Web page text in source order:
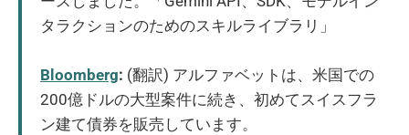
タラクションのためのスキルライブラリ」
Bloomberg: (翻訳) アルファベットは、米国での
200億ドルの大型案件に続き、初めてスイスフラ
ン建て債券を販売しています。